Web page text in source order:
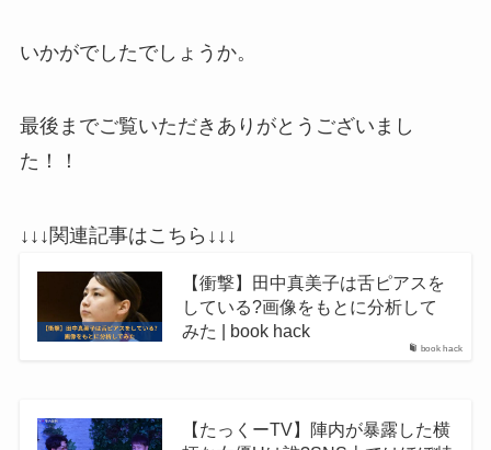
いかがでしたでしょうか。
最後までご覧いただきありがとうございまし
た！！
↓↓↓関連記事はこちら↓↓↓
book hack
【衝撃】田中真美子は舌ピアスを
している?画像をもとに分析して
みた | book hack
【たっくーTV】陣内が暴露した横